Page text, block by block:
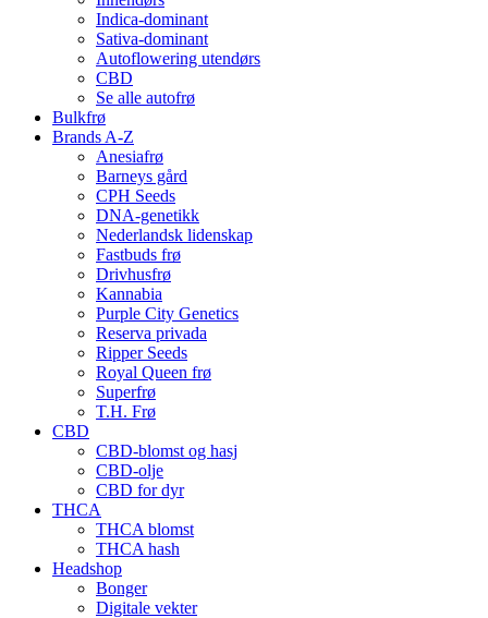
Indica-dominant
Sativa-dominant
Autoflowering utendørs
CBD
Se alle autofrø
Bulkfrø
Brands A-Z
Anesiafrø
Barneys gård
CPH Seeds
DNA-genetikk
Nederlandsk lidenskap
Fastbuds frø
Drivhusfrø
Kannabia
Purple City Genetics
Reserva privada
Ripper Seeds
Royal Queen frø
Superfrø
T.H. Frø
CBD
CBD-blomst og hasj
CBD-olje
CBD for dyr
THCA
THCA blomst
THCA hash
Headshop
Bonger
Digitale vekter